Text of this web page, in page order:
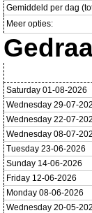
Gemiddeld per dag
Meer opties:
Saturday 01-08-2026
Wednesday 29-07-
Wednesday 22-07-
Wednesday 08-07-
Tuesday 23-06-2026
Sunday 14-06-2026
Friday 12-06-2026
Monday 08-06-2026
Wednesday 20-05-